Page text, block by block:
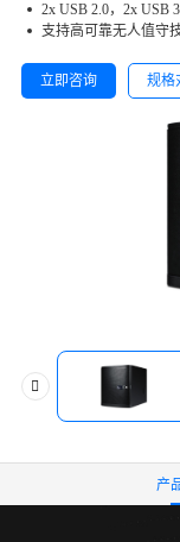
2x USB 2.0，2x USB
支持高可靠无人值守
立即咨询 规格
产